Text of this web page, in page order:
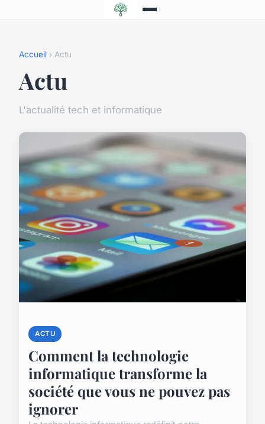
Accueil › Actu
Actu
L'actualité tech et informatique
ACTU
Comment la technologie
informatique transforme la
société que vous ne pouvez pas
ignorer